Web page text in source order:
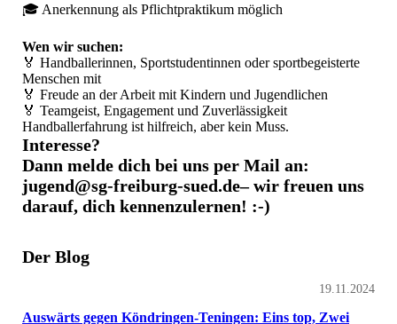
🎓 Anerkennung als Pflichtpraktikum möglich
Wen wir suchen:
🏅 Handballerinnen, Sportstudentinnen oder sportbegeisterte
Menschen mit
🏅 Freude an der Arbeit mit Kindern und Jugendlichen
🏅 Teamgeist, Engagement und Zuverlässigkeit
Handballerfahrung ist hilfreich, aber kein Muss.
Interesse?
Dann melde dich bei uns per Mail an:
jugend@sg-freiburg-sued.de– wir freuen uns
darauf, dich kennenzulernen! :-)
Der Blog
19.11.2024
Auswärts gegen Köndringen-Teningen: Eins top, Zwei